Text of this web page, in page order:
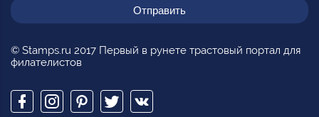
© Stamps.ru 2017 Первый в рунете трастовый портал для
филателистов